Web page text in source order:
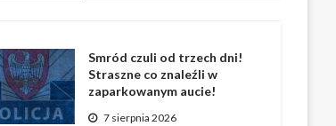
Smród czuli od trzech dni!
Straszne co znaleźli w
zaparkowanym aucie!
7 sierpnia 2026